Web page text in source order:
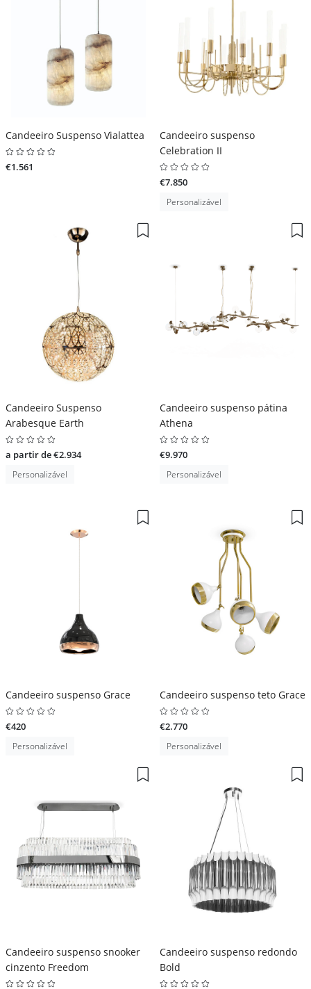
Candeeiro Suspenso Vialattea
€1.561
Candeeiro suspenso
Celebration II
€7.850
Personalizável
Candeeiro Suspenso
Arabesque Earth
a partir de €2.934
Personalizável
Candeeiro suspenso pátina
Athena
€9.970
Personalizável
Candeeiro suspenso Grace
€420
Personalizável
Candeeiro suspenso teto Grace
€2.770
Personalizável
Candeeiro suspenso snooker
cinzento Freedom
Candeeiro suspenso redondo
Bold